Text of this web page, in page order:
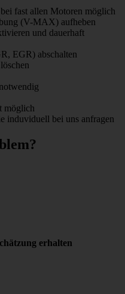
fast allen Motoren möglich
(V-MAX) aufheben
und dauerhaft
EGR) abschalten
möglich
induviduell bei uns anfragen
erhalten